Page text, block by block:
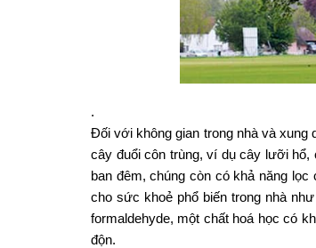
.
Đối với không gian trong nhà và xung
cây đuổi côn trùng, ví dụ cây lưỡi
ban đêm, chúng còn có khả năng
cho sức khoẻ phổ biến trong nhà
formaldehyde, một chất hoá học có
độn.